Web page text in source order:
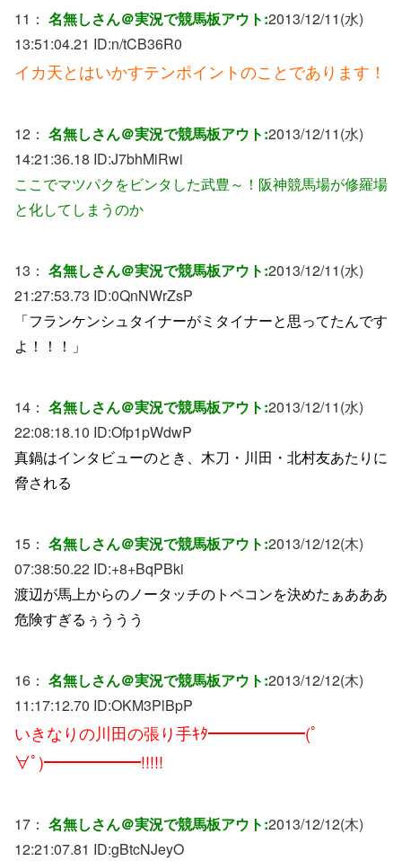
11： 名無しさん＠実況で競馬板アウト:2013/12/11(水)
13:51:04.21 ID:n/tCB36R0
イカ天とはいかすテンポイントのことであります！
12： 名無しさん＠実況で競馬板アウト:2013/12/11(水)
14:21:36.18 ID:J7bhMiRwi
ここでマツパクをビンタした武豊～！阪神競馬場が修羅場
と化してしまうのか
13： 名無しさん＠実況で競馬板アウト:2013/12/11(水)
21:27:53.73 ID:0QnNWrZsP
「フランケンシュタイナーがミタイナーと思ってたんです
よ！！！」
14： 名無しさん＠実況で競馬板アウト:2013/12/11(水)
22:08:18.10 ID:Ofp1pWdwP
真鍋はインタビューのとき、木刀・川田・北村友あたりに
脅される
15： 名無しさん＠実況で競馬板アウト:2013/12/12(木)
07:38:50.22 ID:+8+BqPBki
渡辺が馬上からのノータッチのトペコンを決めたぁあああ
危険すぎるぅううう
16： 名無しさん＠実況で競馬板アウト:2013/12/12(木)
11:17:12.70 ID:OKM3PlBpP
いきなりの川田の張り手ｷﾀ━━━━━━(ﾟ
∀ﾟ)━━━━━━!!!!!
17： 名無しさん＠実況で競馬板アウト:2013/12/12(木)
12:21:07.81 ID:gBtcNJeyO